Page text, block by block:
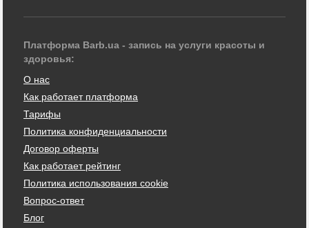
Платформа Barb.ua - запись на услуги красоты и
здоровья:
О нас
Как работает платформа
Тарифы
Политика конфиденциальности
Договор оферты
Как работает рейтинг
Политика использования cookie
Вопрос-ответ
Блог